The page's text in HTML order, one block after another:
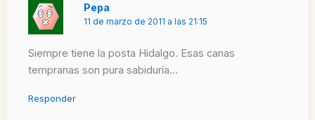
Pepa
11 de marzo de 2011 a las 21:15
Siempre tiene la posta Hidalgo. Esas canas
tempranas son pura sabiduría…
Responder